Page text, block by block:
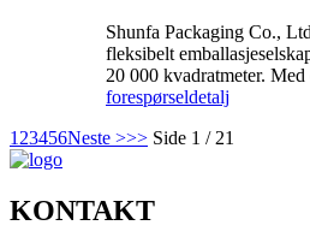
Shunfa Packaging Co.,
fleksibelt
20 000 kvadratmeter.
forespørseldetalj
1 23456Neste >>> Side 1 / 21
KONTAKT